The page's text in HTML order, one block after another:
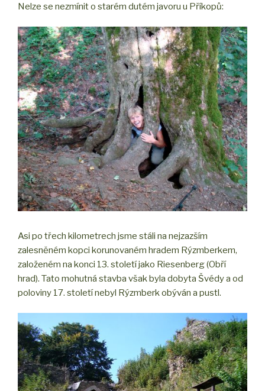
Nelze se nezmínit o starém dutém javoru u Příkopů:
Asi po třech kilometrech jsme stáli na nejzazším
zalesněném kopci korunovaném hradem Rýzmberkem,
založeném na konci 13. století jako Riesenberg (Obří
hrad). Tato mohutná stavba však byla dobyta Švédy a od
poloviny 17. století nebyl Rýzmberk obýván a pustl.